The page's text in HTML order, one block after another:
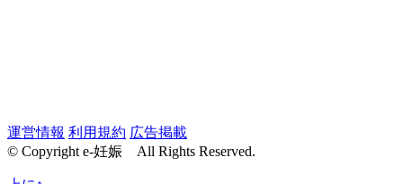
運営情報 利用規約 広告掲載
© Copyright e-妊娠 All Rights Reserved.